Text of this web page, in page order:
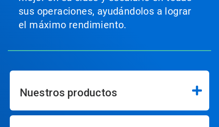
sus operaciones, ayudándolos a lograr
el máximo rendimiento.
Nuestros productos